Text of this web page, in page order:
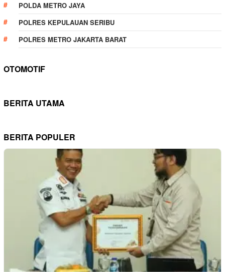
POLDA METRO JAYA
POLRES KEPULAUAN SERIBU
POLRES METRO JAKARTA BARAT
OTOMOTIF
BERITA UTAMA
BERITA POPULER